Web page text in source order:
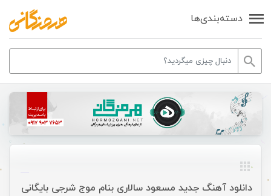
دسته‌بندی‌ها
دانلود آهنگ جدید مسعود سالاری بنام موج شرجی بایگانی